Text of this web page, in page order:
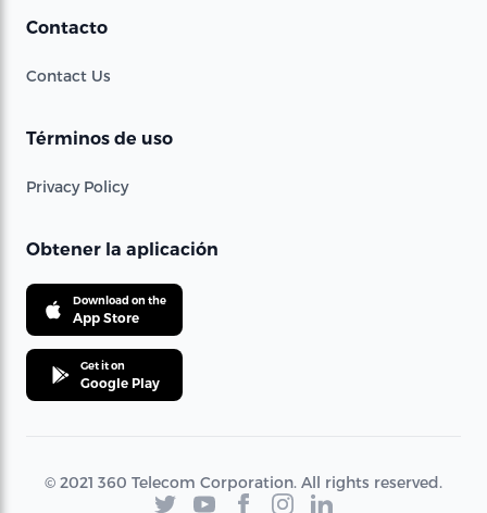
Contacto
Contact Us
Términos de uso
Privacy Policy
Obtener la aplicación
Download on the
App Store
Get it on
Google Play
© 2021 360 Telecom Corporation. All rights reserved.